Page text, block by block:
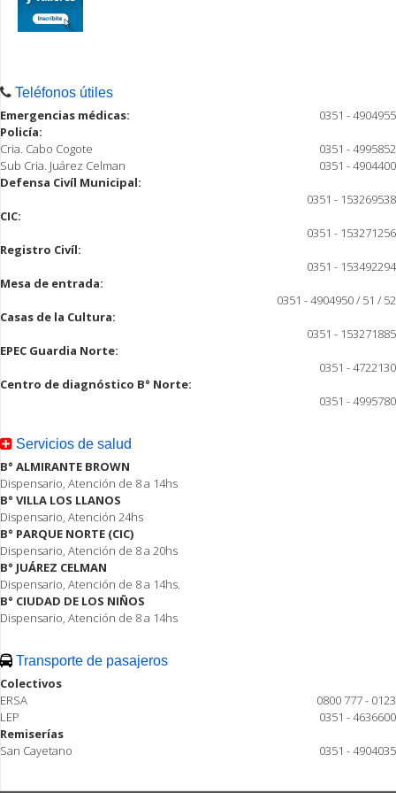
Teléfonos útiles
Emergencias médicas:
0351 - 4904955
Policía:
Cria. Cabo Cogote
0351 - 4995852
Sub Cria. Juárez Celman
0351 - 4904400
Defensa Civíl Municipal:
0351 - 153269538
CIC:
0351 - 153271256
Registro Civíl:
0351 - 153492294
Mesa de entrada:
0351 - 4904950 / 51 / 52
Casas de la Cultura:
0351 - 153271885
EPEC Guardia Norte:
0351 - 4722130
Centro de diagnóstico B° Norte:
0351 - 4995780
Servicios de salud
B° ALMIRANTE BROWN
Dispensario, Atención de 8 a 14hs
B° VILLA LOS LLANOS
Dispensario, Atención 24hs
B° PARQUE NORTE (CIC)
Dispensario, Atención de 8 a 20hs
B° JUÁREZ CELMAN
Dispensario, Atención de 8 a 14hs.
B° CIUDAD DE LOS NIÑOS
Dispensario, Atención de 8 a 14hs
Transporte de pasajeros
Colectivos
ERSA
0800 777 - 0123
LEP
0351 - 4636600
Remiserías
San Cayetano
0351 - 4904035